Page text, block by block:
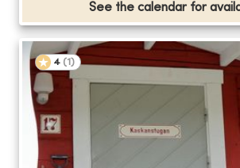
See the calendar for
4 (1 )